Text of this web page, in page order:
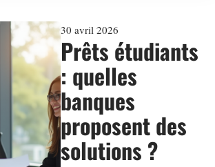
30 avril 2026
Prêts étudiants
: quelles
banques
proposent des
solutions ?